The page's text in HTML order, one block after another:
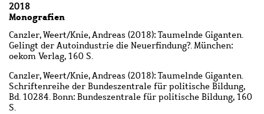
2018
Monografien
Canzler, Weert/Knie, Andreas (2018): Taumelnde Giganten.
Gelingt der Autoindustrie die Neuerfindung?. München:
oekom Verlag, 160 S.
Canzler, Weert/Knie, Andreas (2018): Taumelnde Giganten.
Schriftenreihe der Bundeszentrale für politische Bildung,
Bd. 10284. Bonn: Bundeszentrale für politische Bildung, 160
S.